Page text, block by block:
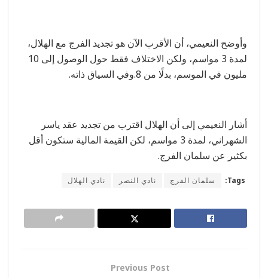
وأوضح النعيمي، أن الأقرب الآن هو تجديد الفرج مع الهلال،
لمدة 3 مواسم، ولكن الاختلاف فقط حول الوصول إلى 10
مليون في الموسم، بدلًا من 8.وفي السياق ذاته.
أشار النعيمي إلى أن الهلال اقترب من تجديد عقد ياسر
الشهراني، لمدة 3 مواسم، لكن القيمة المالية ستكون أقل
بكثير عن سلمان الفرج.
Tags: سلمان الفرج نادي النصر نادي الهلال
Previous Post